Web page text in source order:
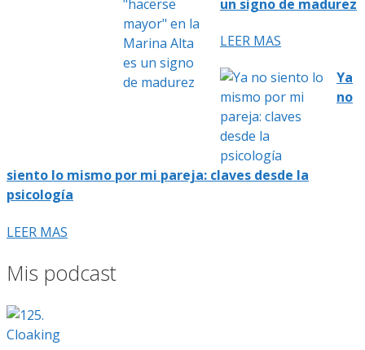
un signo de madurez
LEER MAS
Ya
no
siento lo mismo por mi pareja: claves desde la
psicología
LEER MAS
Mis podcast